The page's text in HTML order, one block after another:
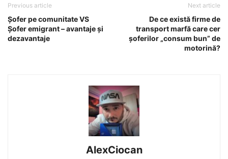
Previous article
Șofer pe comunitate VS
Șofer emigrant – avantaje și
dezavantaje
Next article
De ce există firme de
transport marfă care cer
șoferilor „consum bun” de
motorină?
AlexCiocan